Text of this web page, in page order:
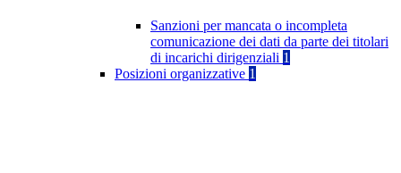
Sanzioni per mancata o incompleta
comunicazione dei dati da parte dei titolari
di incarichi dirigenziali 1
Posizioni organizzative 1